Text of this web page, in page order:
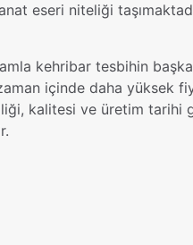
eseri niteliği
kehribar tesbihin
içinde daha yüksek
kalitesi ve üretim